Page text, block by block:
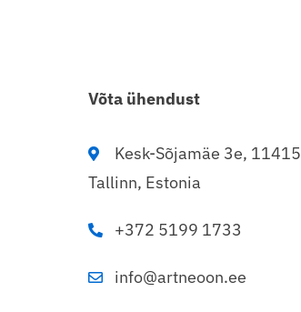
Võta ühendust
Kesk-Sõjamäe 3e, 11415
Tallinn, Estonia
+372 5199 1733
info@artneoon.ee